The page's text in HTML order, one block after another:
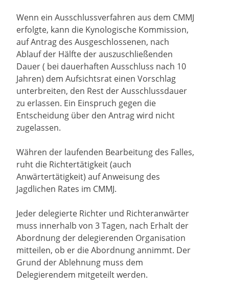
Wenn ein Ausschlussverfahren aus dem CMMJ
erfolgte, kann die Kynologische Kommission,
auf Antrag des Ausgeschlossenen, nach
Ablauf der Hälfte der auszuschließenden
Dauer ( bei dauerhaften Ausschluss nach 10
Jahren) dem Aufsichtsrat einen Vorschlag
unterbreiten, den Rest der Ausschlussdauer
zu erlassen. Ein Einspruch gegen die
Entscheidung über den Antrag wird nicht
zugelassen.
Währen der laufenden Bearbeitung des Falles,
ruht die Richtertätigkeit (auch
Anwärtertätigkeit) auf Anweisung des
Jagdlichen Rates im CMMJ.
Jeder delegierte Richter und Richteranwärter
muss innerhalb von 3 Tagen, nach Erhalt der
Abordnung der delegierenden Organisation
mitteilen, ob er die Abordnung annimmt. Der
Grund der Ablehnung muss dem
Delegierendem mitgeteilt werden.